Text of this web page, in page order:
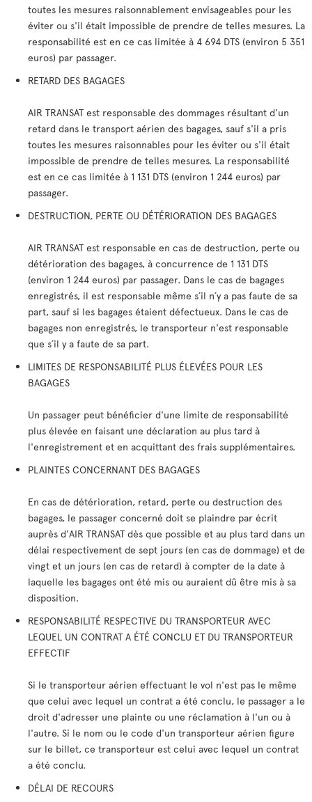
toutes les mesures raisonnablement envisageables pour les
éviter ou s'il était impossible de prendre de telles mesures. La
responsabilité est en ce cas limitée à 4 694 DTS (environ 5 351
euros) par passager.
RETARD DES BAGAGES
AIR TRANSAT est responsable des dommages résultant d'un
retard dans le transport aérien des bagages, sauf s'il a pris
toutes les mesures raisonnables pour les éviter ou s'il était
impossible de prendre de telles mesures. La responsabilité
est en ce cas limitée à 1 131 DTS (environ 1 244 euros) par
passager.
DESTRUCTION, PERTE OU DÉTÉRIORATION DES BAGAGES
AIR TRANSAT est responsable en cas de destruction, perte ou
détérioration des bagages, à concurrence de 1 131 DTS
(environ 1 244 euros) par passager. Dans le cas de bagages
enregistrés, il est responsable même s´il n´y a pas faute de sa
part, sauf si les bagages étaient défectueux. Dans le cas de
bagages non enregistrés, le transporteur n'est responsable
que s´il y a faute de sa part.
LIMITES DE RESPONSABILITÉ PLUS ÉLEVÉES POUR LES
BAGAGES
Un passager peut bénéficier d'une limite de responsabilité
plus élevée en faisant une déclaration au plus tard à
l'enregistrement et en acquittant des frais supplémentaires.
PLAINTES CONCERNANT DES BAGAGES
En cas de détérioration, retard, perte ou destruction des
bagages, le passager concerné doit se plaindre par écrit
auprès d'AIR TRANSAT dès que possible et au plus tard dans un
délai respectivement de sept jours (en cas de dommage) et de
vingt et un jours (en cas de retard) à compter de la date à
laquelle les bagages ont été mis ou auraient dû être mis à sa
disposition.
RESPONSABILITÉ RESPECTIVE DU TRANSPORTEUR AVEC
LEQUEL UN CONTRAT A ÉTÉ CONCLU ET DU TRANSPORTEUR
EFFECTIF
Si le transporteur aérien effectuant le vol n'est pas le même
que celui avec lequel un contrat a été conclu, le passager a le
droit d'adresser une plainte ou une réclamation à l'un ou à
l'autre. Si le nom ou le code d'un transporteur aérien figure
sur le billet, ce transporteur est celui avec lequel un contrat
a été conclu.
DÉLAI DE RECOURS